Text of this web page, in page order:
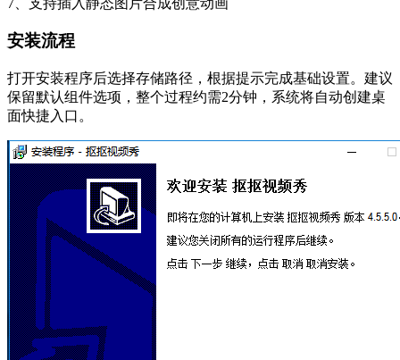
安装流程
打开安装程序后选择存储路径，根据提示完成基础设置。建议
保留默认组件选项，整个过程约需2分钟，系统将自动创建桌
面快捷入口。